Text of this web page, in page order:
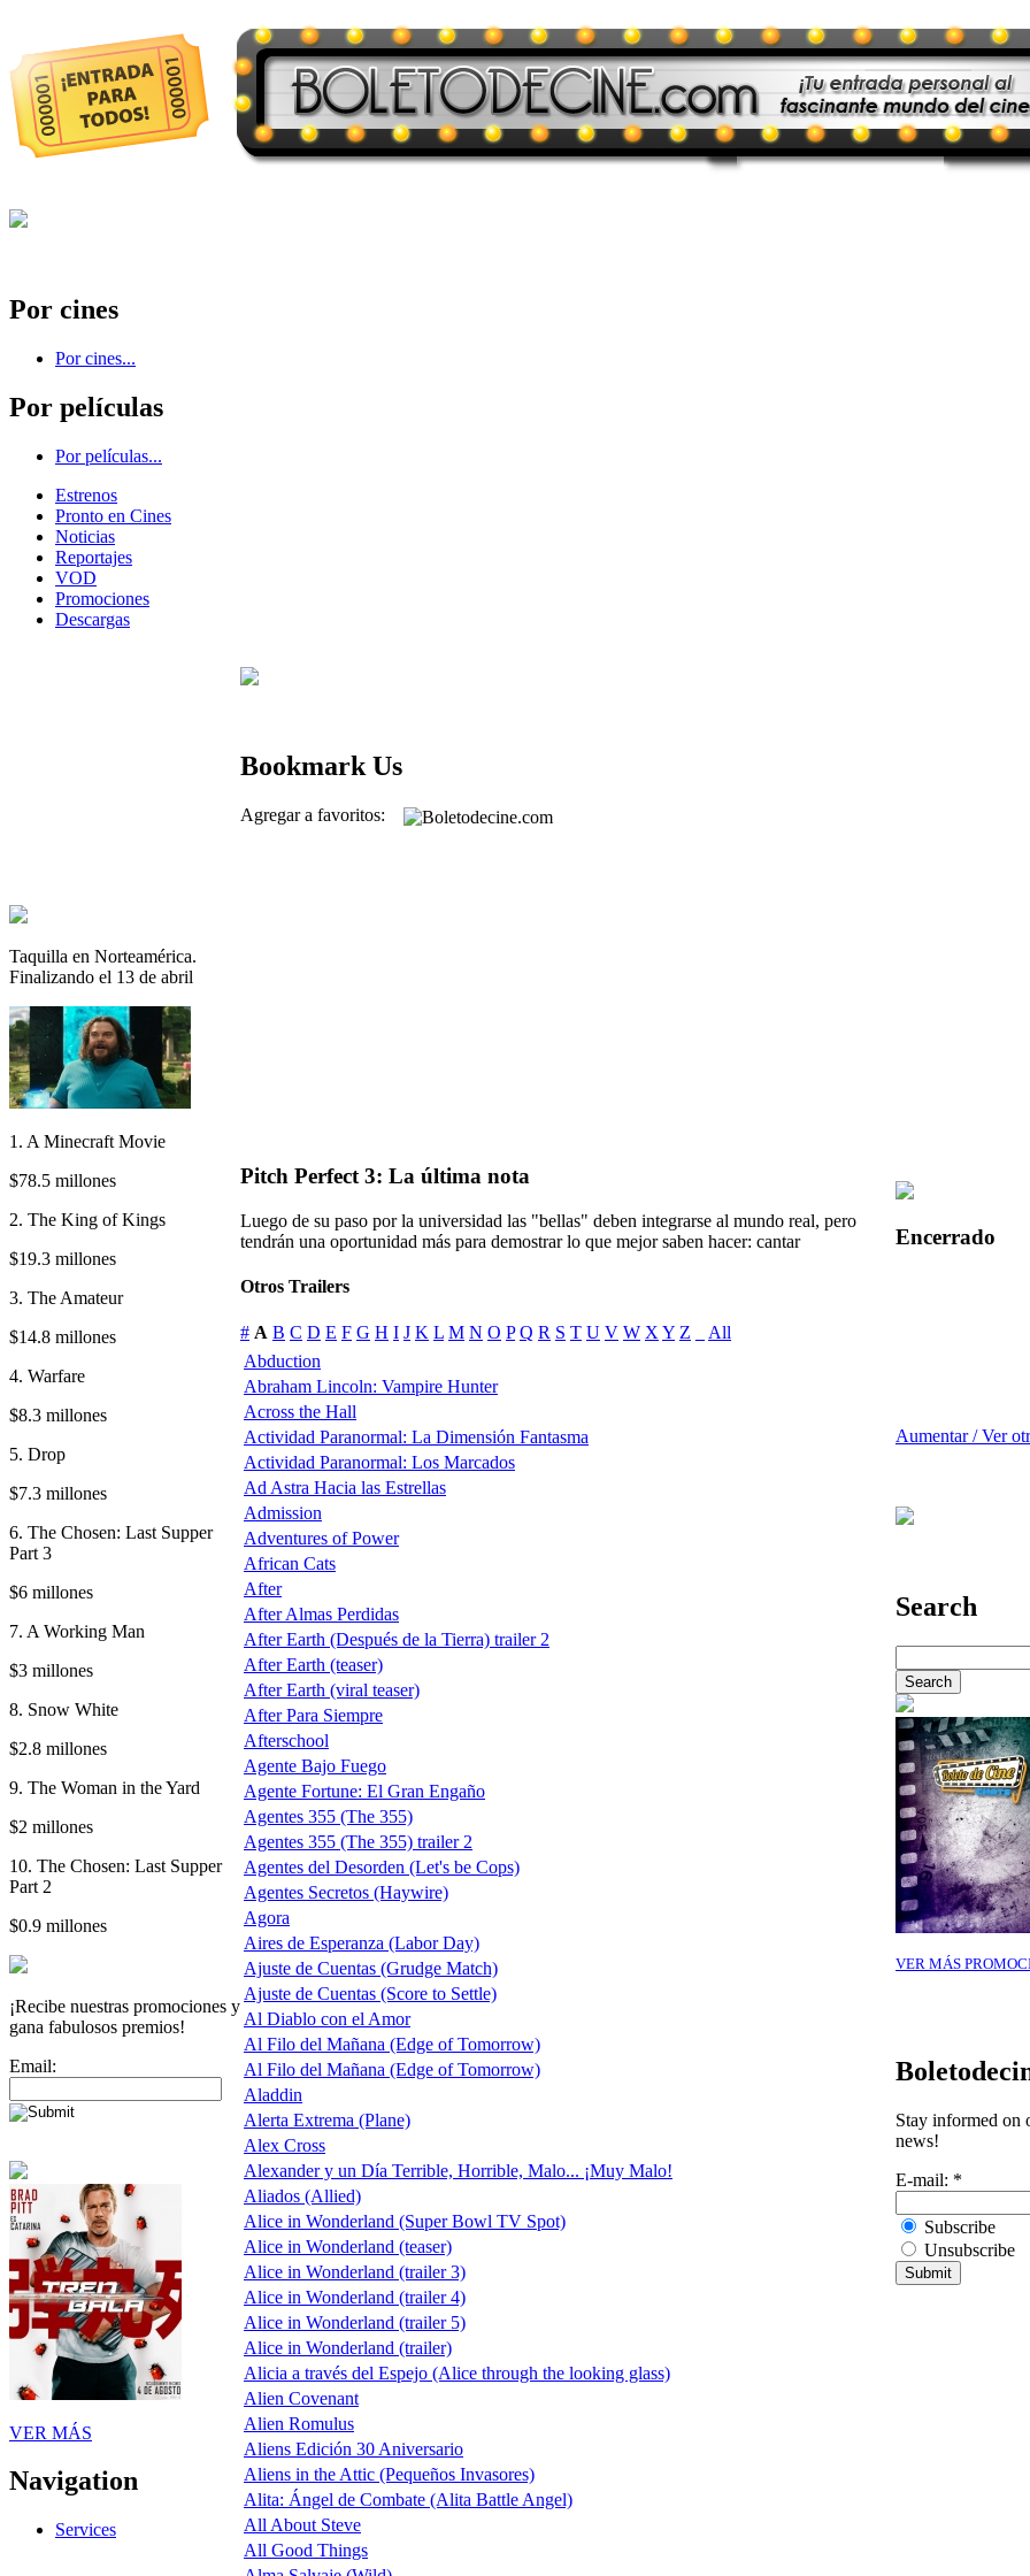
Por cines
Por cines...
Por películas
Por películas...
Estrenos
Pronto en Cines
Noticias
Reportajes
VOD
Promociones
Descargas
Taquilla en Norteamérica.
Finalizando el 13 de abril
1. A Minecraft Movie
$78.5 millones
2. The King of Kings
$19.3 millones
3. The Amateur
$14.8 millones
4. Warfare
$8.3 millones
5. Drop
$7.3 millones
6. The Chosen: Last Supper
Part 3
$6 millones
7. A Working Man
$3 millones
8. Snow White
$2.8 millones
9. The Woman in the Yard
$2 millones
10. The Chosen: Last Supper
Part 2
$0.9 millones
¡Recibe nuestras promociones y
gana fabulosos premios!
Email:
VER MÁS
Navigation
Services
Bookmark Us
Agregar a favoritos:
Pitch Perfect 3: La última nota
Luego de su paso por la universidad las "bellas" deben integrarse al mundo real, pero
tendrán una oportunidad más para demostrar lo que mejor saben hacer: cantar
Otros Trailers
# A B C D E F G H I J K L M N O P Q R S T U V W X Y Z
All
Abduction
Abraham Lincoln: Vampire Hunter
Across the Hall
Actividad Paranormal: La Dimensión Fantasma
Actividad Paranormal: Los Marcados
Ad Astra Hacia las Estrellas
Admission
Adventures of Power
African Cats
After
After Almas Perdidas
After Earth (Después de la Tierra) trailer 2
After Earth (teaser)
After Earth (viral teaser)
After Para Siempre
Afterschool
Agente Bajo Fuego
Agente Fortune: El Gran Engaño
Agentes 355 (The 355)
Agentes 355 (The 355) trailer 2
Agentes del Desorden (Let's be Cops)
Agentes Secretos (Haywire)
Agora
Aires de Esperanza (Labor Day)
Ajuste de Cuentas (Grudge Match)
Ajuste de Cuentas (Score to Settle)
Al Diablo con el Amor
Al Filo del Mañana (Edge of Tomorrow)
Al Filo del Mañana (Edge of Tomorrow)
Aladdin
Alerta Extrema (Plane)
Alex Cross
Alexander y un Día Terrible, Horrible, Malo... ¡Muy Malo!
Aliados (Allied)
Alice in Wonderland (Super Bowl TV Spot)
Alice in Wonderland (teaser)
Alice in Wonderland (trailer 3)
Alice in Wonderland (trailer 4)
Alice in Wonderland (trailer 5)
Alice in Wonderland (trailer)
Alicia a través del Espejo (Alice through the looking glass)
Alien Covenant
Alien Romulus
Aliens Edición 30 Aniversario
Aliens in the Attic (Pequeños Invasores)
Alita: Ángel de Combate (Alita Battle Angel)
All About Steve
All Good Things
Encerrado
Aumentar / Ver
Search
VER MÁS
Stay informed on
news!
E-mail: *
Subscribe
Unsubscribe